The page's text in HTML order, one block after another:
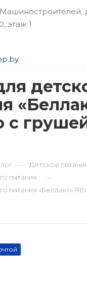
Машиностроителей,
этаж 1
с
— Детское
питания —
питания «Беллакт»